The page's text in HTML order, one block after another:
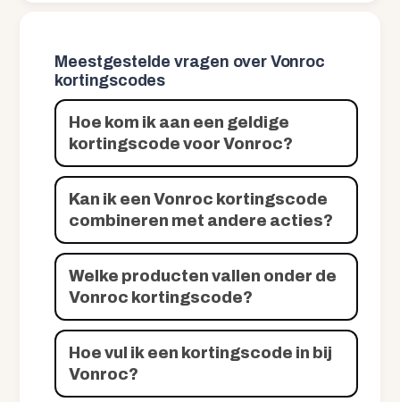
Meestgestelde vragen over Vonroc
kortingscodes
Hoe kom ik aan een geldige
kortingscode voor Vonroc?
Kan ik een Vonroc kortingscode
combineren met andere acties?
Welke producten vallen onder de
Vonroc kortingscode?
Hoe vul ik een kortingscode in bij
Vonroc?